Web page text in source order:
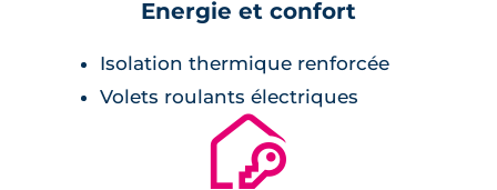
Energie et confort
Isolation thermique renforcée
Volets roulants électriques
🔐